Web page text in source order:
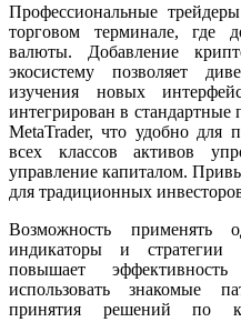
Профессиональные
торговом терминале, где
валюты. Добавление
экосистему позволяет
изучения новых
интегрирован в
MetaTrader, что удобно для
всех классов активов
управление капиталом.
для традиционных
Возможность
индикаторы и
повышает
использовать знакомые
принятия решений по